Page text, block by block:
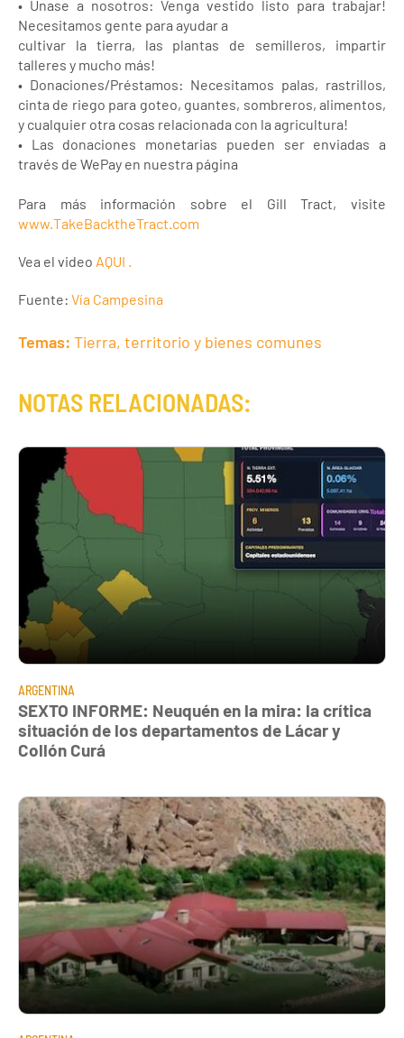
• Únase a nosotros: Venga vestido listo para trabajar!
Necesitamos gente para ayudar a
cultivar la tierra, las plantas de semilleros, impartir
talleres y mucho más!
• Donaciones/Préstamos: Necesitamos palas, rastrillos,
cinta de riego para goteo, guantes, sombreros, alimentos,
y cualquier otra cosas relacionada con la agricultura!
• Las donaciones monetarias pueden ser enviadas a
través de WePay en nuestra página
Para más información sobre el Gill Tract, visite
www.TakeBacktheTract.com
Vea el video AQUI .
Fuente: Vía Campesina
Temas: Tierra, territorio y bienes comunes
NOTAS RELACIONADAS:
ARGENTINA
SEXTO INFORME: Neuquén en la mira: la crítica
situación de los departamentos de Lácar y
Collón Curá